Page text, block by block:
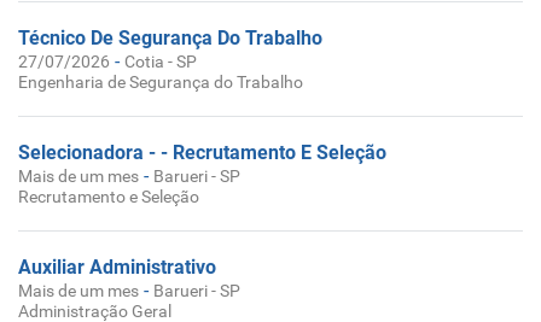
Técnico De Segurança Do Trabalho
27/07/2026 - Cotia - SP
Engenharia de Segurança do Trabalho
Selecionadora - - Recrutamento E Seleção
Mais de um mes - Barueri - SP
Recrutamento e Seleção
Auxiliar Administrativo
Mais de um mes - Barueri - SP
Administração Geral